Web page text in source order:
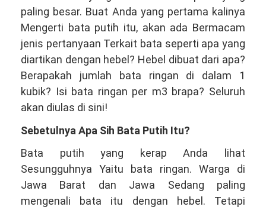
Tangerang,
Produk
Kualitas
Tinggi
Hubungi
VIA
Telepon/WA
081381344044
paling besar. Buat Anda yang pertama kalinya
Mengerti bata putih itu, akan ada Bermacam
jenis pertanyaan Terkait bata seperti apa yang
diartikan dengan hebel? Hebel dibuat dari apa?
Berapakah jumlah bata ringan di dalam 1
kubik? Isi bata ringan per m3 brapa? Seluruh
akan diulas di sini!
Sebetulnya Apa Sih Bata Putih Itu?
Bata putih yang kerap Anda lihat
Sesungguhnya Yaitu bata ringan. Warga di
Jawa Barat dan Jawa Sedang paling
mengenali bata itu dengan hebel. Tetapi